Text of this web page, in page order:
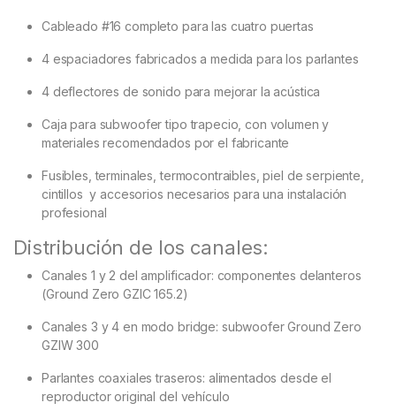
Cableado #16 completo para las cuatro puertas
4 espaciadores fabricados a medida para los parlantes
4 deflectores de sonido para mejorar la acústica
Caja para subwoofer tipo trapecio, con volumen y
materiales recomendados por el fabricante
Fusibles, terminales, termocontraibles, piel de serpiente,
cintillos y accesorios necesarios para una instalación
profesional
Distribución de los canales:
Canales 1 y 2 del amplificador: componentes delanteros
(Ground Zero GZIC 165.2)
Canales 3 y 4 en modo bridge: subwoofer Ground Zero
GZIW 300
Parlantes coaxiales traseros: alimentados desde el
reproductor original del vehículo